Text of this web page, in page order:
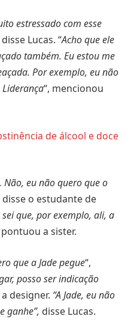
estressado com esse
disse Lucas. “Acho que ele
também. Eu estou me
Por exemplo, eu não
Liderança“, mencionou
de álcool e doce
Não, eu não quero que o
disse o estudante de
sei que, por exemplo, ali, a
pontuou a sister.
que a Jade pegue“,
posso ser indicação
designer. “A Jade, eu não
ganhe”, disse Lucas.